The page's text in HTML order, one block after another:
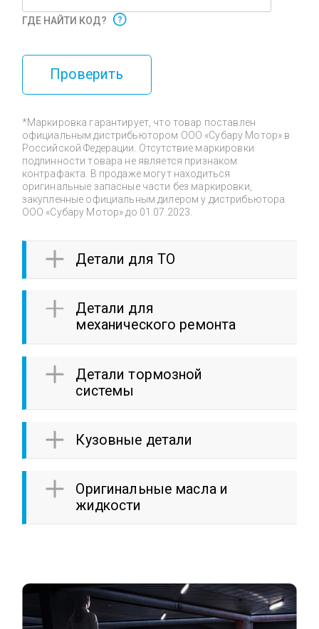
ГДЕ НАЙТИ КОД?
Проверить
*Маркировка гарантирует, что товар поставлен
официальным дистрибьютором ООО «Субару Мотор» в
Российской Федерации. Отсутствие маркировки
подлинности товара не является признаком
контрафакта. В продаже могут находиться
оригинальные запасные части без маркировки,
закупленные официальным дилером у дистрибьютора
ООО «Субару Мотор» до 01.07.2023.
Детали для ТО
Детали для
механического ремонта
Детали тормозной
системы
Кузовные детали
Оригинальные масла и
жидкости